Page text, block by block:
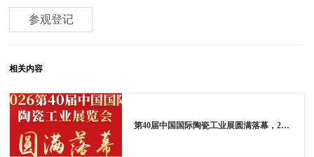
参观登记
相关内容
第40届中国国际陶瓷工业展圆满落幕，2027年6月羊城再续华章